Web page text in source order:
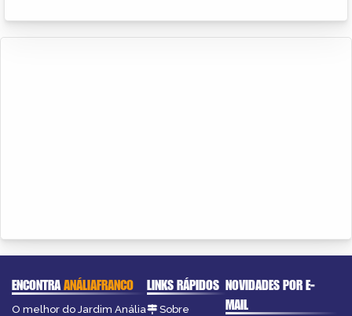
ENCONTRAANÁLIAFRANCO
O melhor do Jardim Anália
LINKS RÁPIDOS
Sobre
NOVIDADES POR E-
MAIL